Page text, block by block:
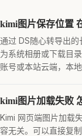
kimi图片保存位置
通过 DS随心转导出
为系统相册或下载目
账号或本站云端，本
kimi图片加载失败
Kimi 网页端图片加载
容无关。可以直接复